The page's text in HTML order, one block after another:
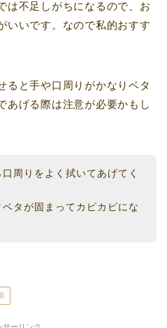
は不足しがちになるので、お
いいです。なので私的おすす
ると手や口周りがかなりベタ
あげる際は注意が必要かもし
周りをよく拭いてあげてく
タが固まってカピカピにな